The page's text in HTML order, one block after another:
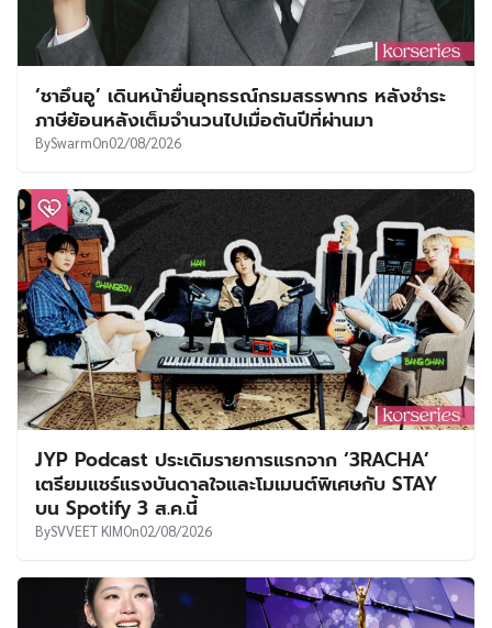
‘ชาอึนอู’ เดินหน้ายื่นอุทธรณ์กรมสรรพากร หลังชำระ
ภาษีย้อนหลังเต็มจำนวนไปเมื่อต้นปีที่ผ่านมา
BySwarmOn02/08/2026
JYP Podcast ประเดิมรายการแรกจาก ‘3RACHA’
เตรียมแชร์แรงบันดาลใจและโมเมนต์พิเศษกับ STAY
บน Spotify 3 ส.ค.นี้
BySVVEET KIMOn02/08/2026